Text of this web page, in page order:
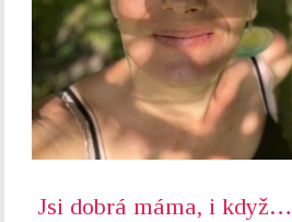
Jsi dobrá máma, i když…